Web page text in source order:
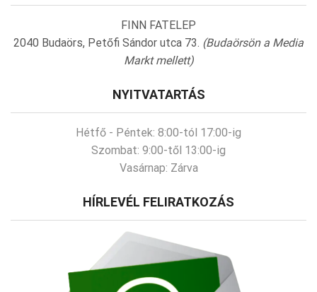
FINN FATELEP
2040 Budaörs, Petőfi Sándor utca 73. (Budaörsön a Media
Markt mellett)
NYITVATARTÁS
Hétfő - Péntek: 8:00-tól 17:00-ig
Szombat: 9:00-től 13:00-ig
Vasárnap: Zárva
HÍRLEVÉL FELIRATKOZÁS